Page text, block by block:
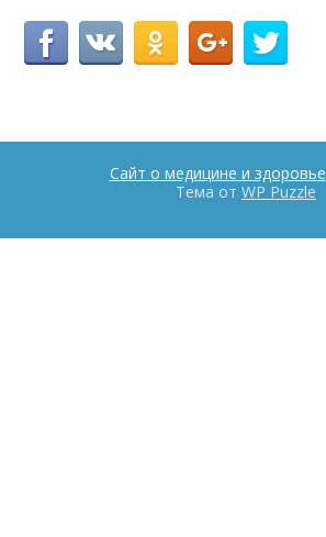
Сайт о медицине и здоровье
Тема от WP Puzzle